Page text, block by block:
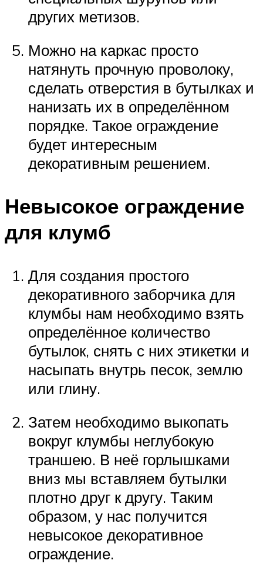
других метизов.
Можно на каркас просто
натянуть прочную проволоку,
сделать отверстия в бутылках и
нанизать их в определённом
порядке. Такое ограждение
будет интересным
декоративным решением.
Невысокое ограждение
для клумб
Для создания простого
декоративного заборчика для
клумбы нам необходимо взять
определённое количество
бутылок, снять с них этикетки и
насыпать внутрь песок, землю
или глину.
Затем необходимо выкопать
вокруг клумбы неглубокую
траншею. В неё горлышками
вниз мы вставляем бутылки
плотно друг к другу. Таким
образом, у нас получится
невысокое декоративное
ограждение.